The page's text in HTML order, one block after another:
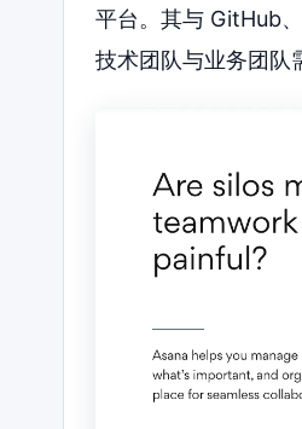
平台。其与 GitHub
技术团队与业务团队